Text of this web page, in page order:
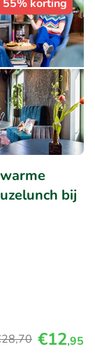
55% korting
bij
,70 €12,95